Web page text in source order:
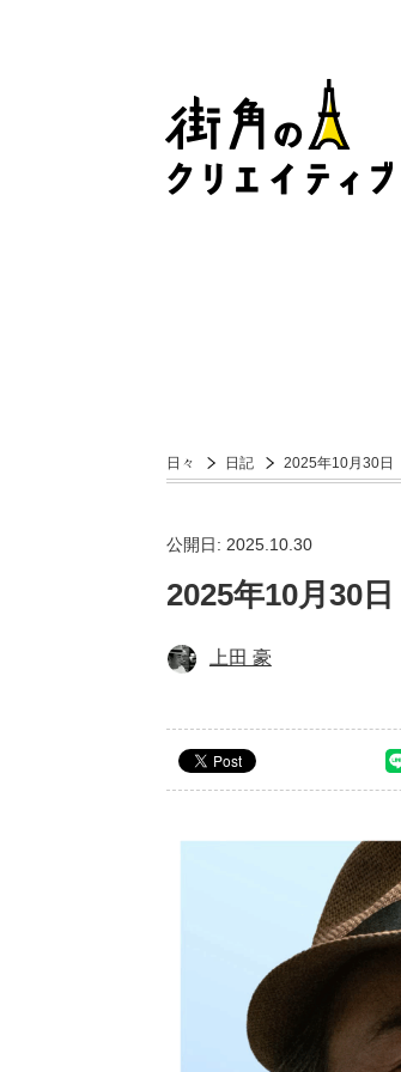
日々 日記 2025年10月30日
公開日: 2025.10.30
2025年10月30
上田 豪